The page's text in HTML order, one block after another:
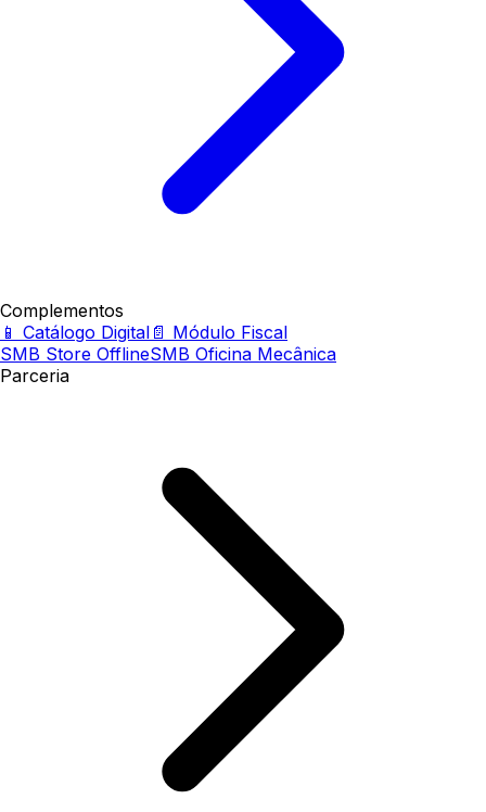
Complementos
📱 Catálogo Digital 📄 Módulo Fiscal
SMB Store OfflineSMB Oficina Mecânica
Parceria